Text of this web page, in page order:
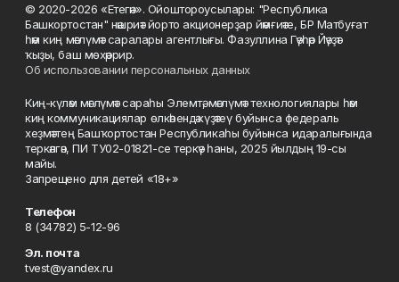
© 2020-2026 «Етегән». Ойоштороусылары: "Республика
Башкортостан" нәшриәт йорто акционерҙар йәмғиәте, БР Матбуғат
һәм киң мәғлүмәт саралары агентлығы. Фазуллина Гәүһәр Йәүҙәт
ҡыҙы, баш мөхәррир.
Об использовании персональных данных
Киң-күләм мәғлүмәт сараһы Элемтә, мәғлүмәт технологиялары һәм
киң коммуникациялар өлкәһендә күҙәтеү буйынса федераль
хеҙмәттең Башҡортостан Республикаһы буйынса идаралығында
теркәлгән, ПИ ТУ02-01821-се теркәү һаны, 2025 йылдың 19-сы
майы.
Запрещено для детей «18+»
Телефон
8 (34782) 5-12-96
Эл. почта
tvest@yandex.ru